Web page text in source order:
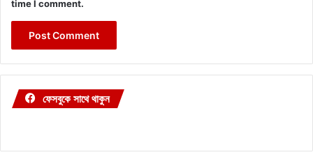
time I comment.
ফেসবুকে সাথে থাকুন